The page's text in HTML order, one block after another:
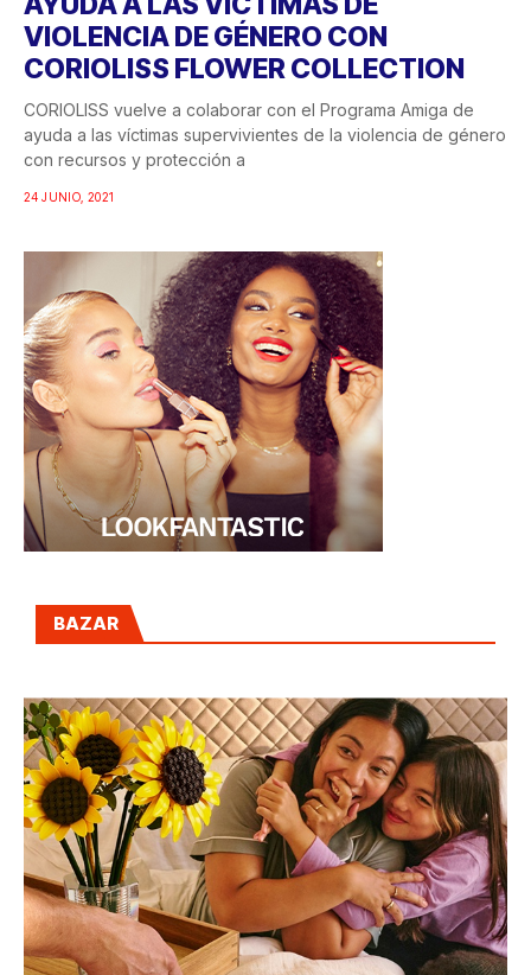
VIOLENCIA DE GÉNERO CON
CORIOLISS FLOWER COLLECTION
CORIOLISS vuelve a colaborar con el Programa Amiga de
ayuda a las víctimas supervivientes de la violencia de género
con recursos y protección a
24 JUNIO, 2021
BAZAR